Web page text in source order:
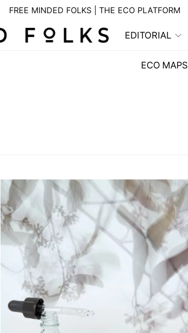
FREE MINDED FOLKS | THE ECO PLATFORM
EDITORIAL
ECO MAPS